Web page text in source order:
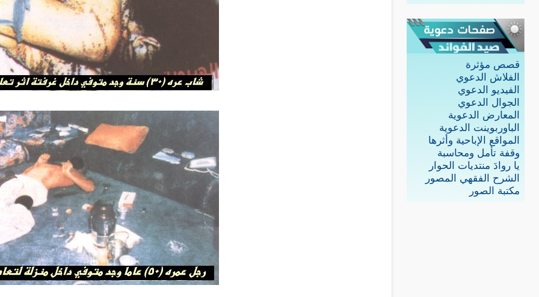
قصص مؤثرة
الفلاش الدعوي
الفيديو الدعوي
الجوال الدعوي
المعارض الدعوية
الباوربوينت الدعوية
المواقع الإباحية وأثرها
وقفة تأمل ومحاسبة
يا روادَ منتديات الحوار
الشرح الفقهي المصور
مكتبة الصور